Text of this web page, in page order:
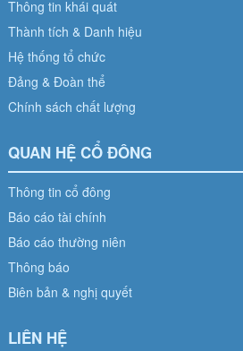
Thông tin khái quát
Thành tích & Danh hiệu
Hệ thống tổ chức
Đảng & Đoàn thể
Chính sách chất lượng
QUAN HỆ CỔ ĐÔNG
Thông tin cổ đông
Báo cáo tài chính
Báo cáo thường niên
Thông báo
Biên bản & nghị quyết
LIÊN HỆ